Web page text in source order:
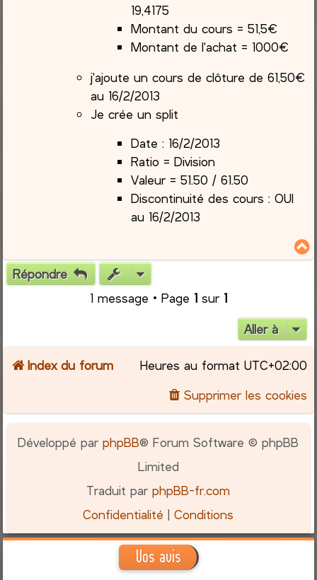
19,4175
Montant du cours = 51,5€
Montant de l'achat = 1000€
j'ajoute un cours de clôture de 61,50€
au 16/2/2013
Je crée un split
Date : 16/2/2013
Ratio = Division
Valeur = 51.50 / 61.50
Discontinuité des cours : OUI
au 16/2/2013
Répondre
1 message • Page 1 sur 1
Aller à
Index du forum Heures au format UTC+02:00
Supprimer les cookies
Développé parphpBB® Forum Software © phpBB
Limited
Traduit parphpBB-fr.com
Confidentialité |Conditions
Vos avis